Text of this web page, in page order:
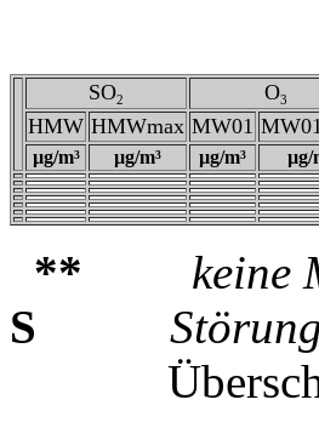
SO2 O3
HMW HMWmax MW01
µg/m³ µg/m³ µg/m³ µg/
**
keine
S